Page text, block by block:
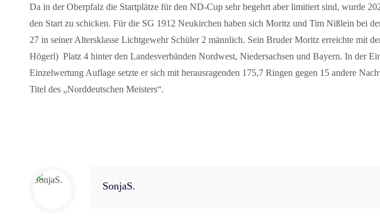
Da in der Oberpfalz die Startplätze für den ND-Cup sehr begehrt aber limitiert sind, wurde
den Start zu schicken. Für die SG 1912 Neukirchen haben sich Moritz und Tim Nißlein bei
27 in seiner Altersklasse Lichtgewehr Schüler 2 männlich. Sein Bruder Moritz erreichte mit
Högerl) Platz 4 hinter den Landesverbänden Nordwest, Niedersachsen und Bayern. In der
Einzelwertung Auflage setzte er sich mit herausragenden 175,7 Ringen gegen 15 andere
Titel des „Norddeutschen Meisters“.
SonjaS.